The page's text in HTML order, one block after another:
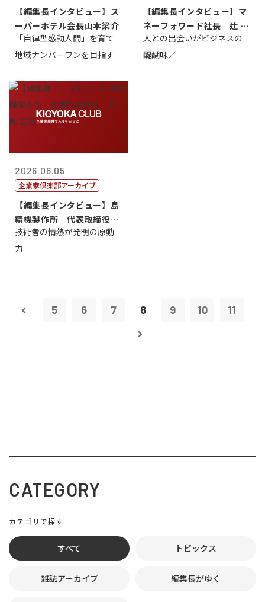
【編集長インタビュー】ス
ーパーホテル会長山本梁介
「自律型感動人間」を育て
地域ナンバーワンを目指す
【編集長インタビュー】マ
ネーフォワード社長 辻 庸
介
人との出会いがビジネスの
醍醐味／
2026.06.05
企業家倶楽部アーカイブ
【編集長インタビュー】島
精機製作所 代表取締役
社 長 島 正...
技術者の情熱が発明の原動
力
5 6 7 8 9 10 11
CATEGORY
カテゴリで探す
すべて トピックス
雑誌アーカイブ 編集長がゆく